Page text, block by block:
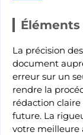
La précision
document
erreur sur un
rendre la
rédaction
future. La
votre meilleure